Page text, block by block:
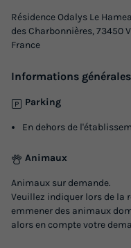
Résidence Odalys Le
des Charbonnières, 73450
France
Informations générales
Parking
En dehors de
Animaux
Animaux sur demande.
Veuillez indiquer lors de la
emmener des animaux
alors en compte votre